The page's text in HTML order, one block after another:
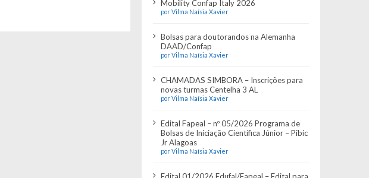
Mobility Confap Italy 2026
por Vilma Naísia Xavier
Bolsas para doutorandos na Alemanha
DAAD/Confap
por Vilma Naísia Xavier
CHAMADAS SIMBORA – Inscrições para
novas turmas Centelha 3 AL
por Vilma Naísia Xavier
Edital Fapeal – nº 05/2026 Programa de
Bolsas de Iniciação Científica Júnior – Pibic
Jr Alagoas
por Vilma Naísia Xavier
Edital 01/2026 Edufal/Fapeal – Edital para